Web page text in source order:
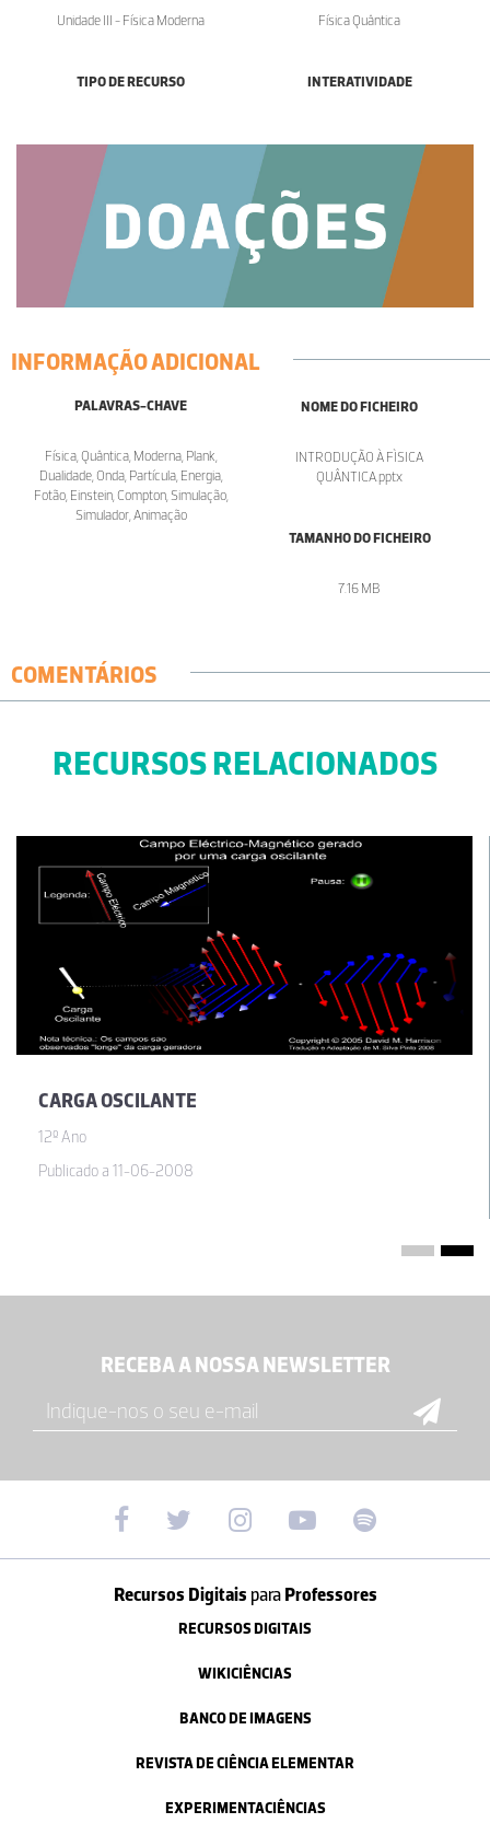
Unidade III - Física Moderna Física Quântica
TIPO DE RECURSO INTERATIVIDADE
INFORMAÇÃO ADICIONAL
PALAVRAS-CHAVE
Física, Quântica, Moderna, Plank,
Dualidade, Onda, Partícula, Energia,
Fotão, Einstein, Compton, Simulação,
Simulador, Animação
NOME DO FICHEIRO
INTRODUÇÃO À FÌSICA
QUÂNTICA.pptx
TAMANHO DO FICHEIRO
7.16 MB
COMENTÁRIOS
RECURSOS RELACIONADOS
CARGA OSCILANTE
12º Ano
Publicado a 11-06-2008
RECEBA A NOSSA NEWSLETTER
Recursos Digitais paraProfessores
RECURSOS DIGITAIS
WIKICIÊNCIAS
BANCO DE IMAGENS
REVISTA DE CIÊNCIA ELEMENTAR
EXPERIMENTACIÊNCIAS